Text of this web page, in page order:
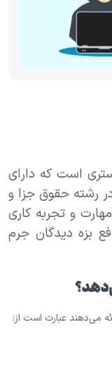
است که دارای
رشته حقوق جزا و
و تجربه کاری
بزه دیدگان جرم
می‌دهند عبارت است از: